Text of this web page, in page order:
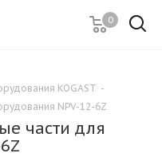
0
KOGAST -
NPV-12-6Z
части для